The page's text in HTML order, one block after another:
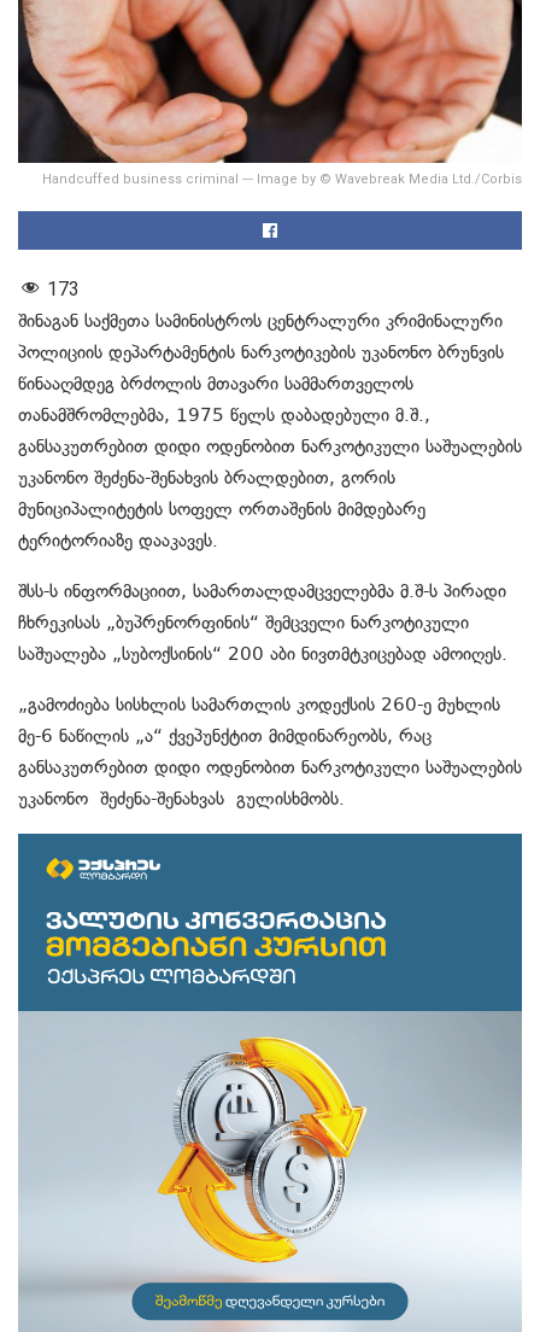
Handcuffed business criminal --- Image by © Wavebreak Media Ltd./Corbis
173
შინაგან საქმეთა სამინისტროს ცენტრალური კრიმინალური
პოლიციის დეპარტამენტის ნარკოტიკების უკანონო ბრუნვის
წინააღმდეგ ბრძოლის მთავარი სამმართველოს
თანამშრომლებმა, 1975 წელს დაბადებული მ.შ.,
განსაკუთრებით დიდი ოდენობით ნარკოტიკული საშუალების
უკანონო შეძენა-შენახვის ბრალდებით, გორის
მუნიციპალიტეტის სოფელ ორთაშენის მიმდებარე
ტერიტორიაზე დააკავეს.
შსს-ს ინფორმაციით, სამართალდამცველებმა მ.შ-ს პირადი
ჩხრეკისას „ბუპრენორფინის“ შემცველი ნარკოტიკული
საშუალება „სუბოქსინის“ 200 აბი ნივთმტკიცებად ამოიღეს.
„გამოძიება სისხლის სამართლის კოდექსის 260-ე მუხლის
მე-6 ნაწილის „ა“ ქვეპუნქტით მიმდინარეობს, რაც
განსაკუთრებით დიდი ოდენობით ნარკოტიკული საშუალების
უკანონო შეძენა-შენახვას გულისხმობს.